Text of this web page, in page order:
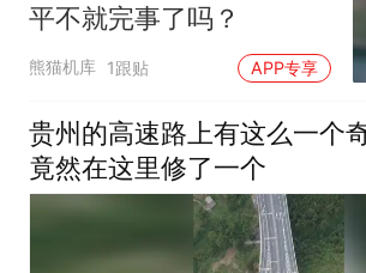
平不就完事了吗？
熊猫机库 1跟贴 APP专享
贵州的高速路上有这么一个
竟然在这里修了一个